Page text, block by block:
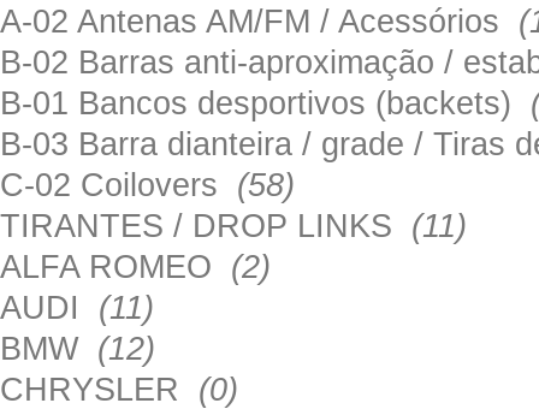
A-02 Antenas AM/FM / Acessórios
B-02 Barras anti-aproximação /
B-01 Bancos desportivos (backets)
B-03 Barra dianteira / grade / Tiras
C-02 Coilovers (58)
TIRANTES / DROP LINKS (11)
ALFA ROMEO (2)
AUDI (11)
BMW (12)
CHRYSLER (0)